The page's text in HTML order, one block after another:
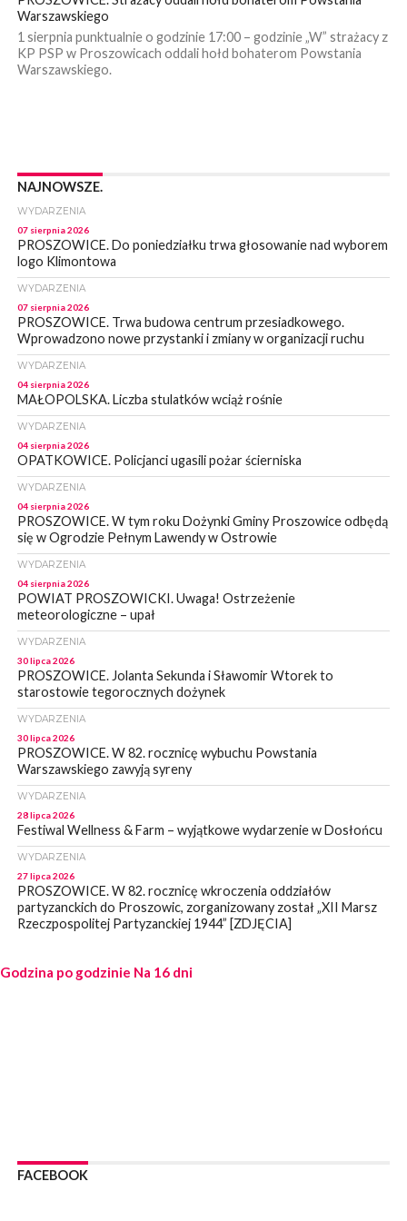
Warszawskiego
1 sierpnia punktualnie o godzinie 17:00 – godzinie „W” strażacy z
KP PSP w Proszowicach oddali hołd bohaterom Powstania
Warszawskiego.
NAJNOWSZE.
WYDARZENIA
07 sierpnia 2026
PROSZOWICE. Do poniedziałku trwa głosowanie nad wyborem
logo Klimontowa
WYDARZENIA
07 sierpnia 2026
PROSZOWICE. Trwa budowa centrum przesiadkowego.
Wprowadzono nowe przystanki i zmiany w organizacji ruchu
WYDARZENIA
04 sierpnia 2026
MAŁOPOLSKA. Liczba stulatków wciąż rośnie
WYDARZENIA
04 sierpnia 2026
OPATKOWICE. Policjanci ugasili pożar ścierniska
WYDARZENIA
04 sierpnia 2026
PROSZOWICE. W tym roku Dożynki Gminy Proszowice odbędą
się w Ogrodzie Pełnym Lawendy w Ostrowie
WYDARZENIA
04 sierpnia 2026
POWIAT PROSZOWICKI. Uwaga! Ostrzeżenie
meteorologiczne – upał
WYDARZENIA
30 lipca 2026
PROSZOWICE. Jolanta Sekunda i Sławomir Wtorek to
starostowie tegorocznych dożynek
WYDARZENIA
30 lipca 2026
PROSZOWICE. W 82. rocznicę wybuchu Powstania
Warszawskiego zawyją syreny
WYDARZENIA
28 lipca 2026
Festiwal Wellness & Farm – wyjątkowe wydarzenie w Dosłońcu
WYDARZENIA
27 lipca 2026
PROSZOWICE. W 82. rocznicę wkroczenia oddziałów
partyzanckich do Proszowic, zorganizowany został „XII Marsz
Rzeczpospolitej Partyzanckiej 1944” [ZDJĘCIA]
27 lipca 2026
PROSZOWICE. Po burzy uszkodzone słupy enegeryczne.
WYDARZENIA
Godzina po godzinie Na 16 dni
FACEBOOK